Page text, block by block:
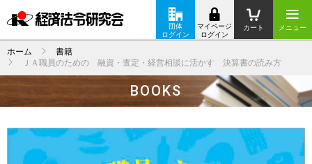
メニュー
カート
マイページ
ログイン
団体
ログイン
ホーム
書籍
ＪＡ職員のための 融資・査定・経営相談に活かす 決算書の読み方
BOOKS